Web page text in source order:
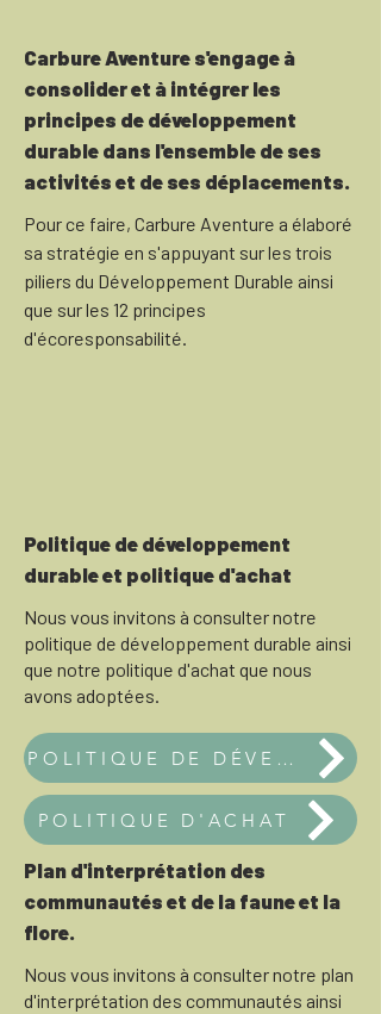
Carbure Aventure s'engage à
consolider et à intégrer les
principes de développement
durable dans l'ensemble de ses
activités et de ses déplacements.
Pour ce faire, Carbure Aventure a élaboré
sa stratégie en s'appuyant sur les trois
piliers du Développement Durable ainsi
que sur les 12 principes
d'écoresponsabilité.
Politique de développement
durable et politique d'achat
Nous vous invitons à consulter notre
politique de développement durable ainsi
que notre politique d'achat que nous
avons adoptées.
POLITIQUE DE DÉVELOPPEMENT DURABLE
POLITIQUE D'ACHAT
Plan d'interprétation des
communautés et de la faune et la
flore.
Nous vous invitons à consulter notre plan
d'interprétation des communautés ainsi